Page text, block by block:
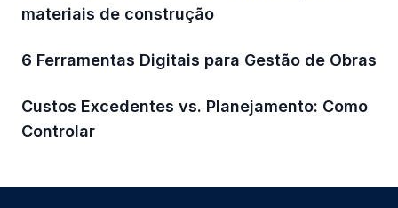
materiais de construção
6 Ferramentas Digitais para Gestão de Obras
Custos Excedentes vs. Planejamento: Como
Controlar